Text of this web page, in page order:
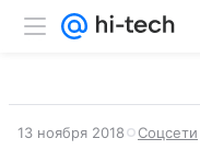
13 ноября 2018 Соцсети